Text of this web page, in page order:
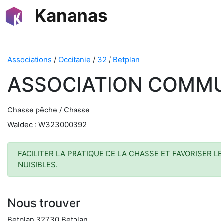
Kananas
Associations / Occitanie / 32 / Betplan
ASSOCIATION
Chasse pêche / Chasse
Waldec : W323000392
FACILITER LA PRATIQUE DE LA CHASSE ET FAVORISER
NUISIBLES.
Nous trouver